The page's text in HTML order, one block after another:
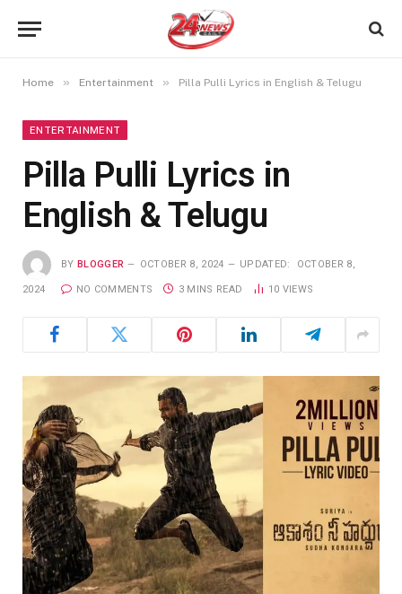
Home » Entertainment » Pilla Pulli Lyrics in English & Telugu
ENTERTAINMENT
Pilla Pulli Lyrics in
English & Telugu
BY BLOGGER OCTOBER 8, 2024 UPDATED: OCTOBER 8,
2024 NO COMMENTS 3 MINS READ 10 VIEWS